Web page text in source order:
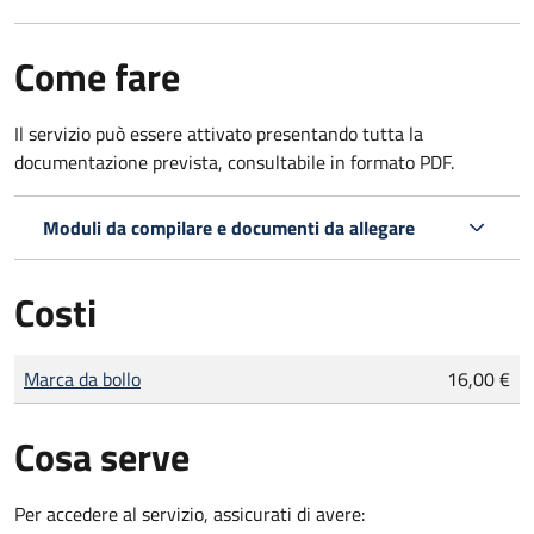
Come fare
Il servizio può essere attivato presentando tutta la
documentazione prevista, consultabile in formato PDF.
Moduli da compilare e documenti da allegare
Costi
Tipo di pagamento
Importo
Marca da bollo 16,00 €
Cosa serve
Per accedere al servizio, assicurati di avere: